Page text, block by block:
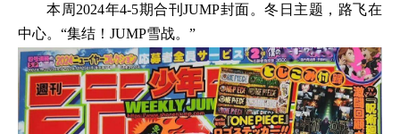
本周2024年4-5期合刊JUMP封面。冬日主题，路飞在
中心。“集结！JUMP雪战。”